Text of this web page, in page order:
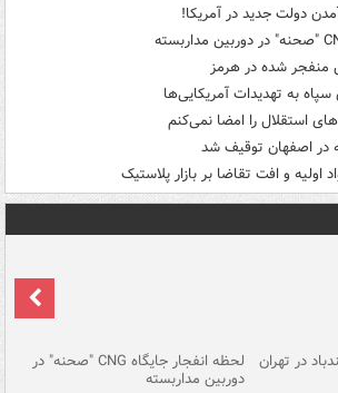
دولت جدید در آمریکا!
منفجر شده در هرمز
به تهدیدات آمریکایی‌ها
استقلال را امضا نمی‌کنم
اولیه و افت تقاضا بر بازار پلاستیک
در تهران لحظه انفجار جایگاه CNG "صحنه" در
دوربین مداربسته